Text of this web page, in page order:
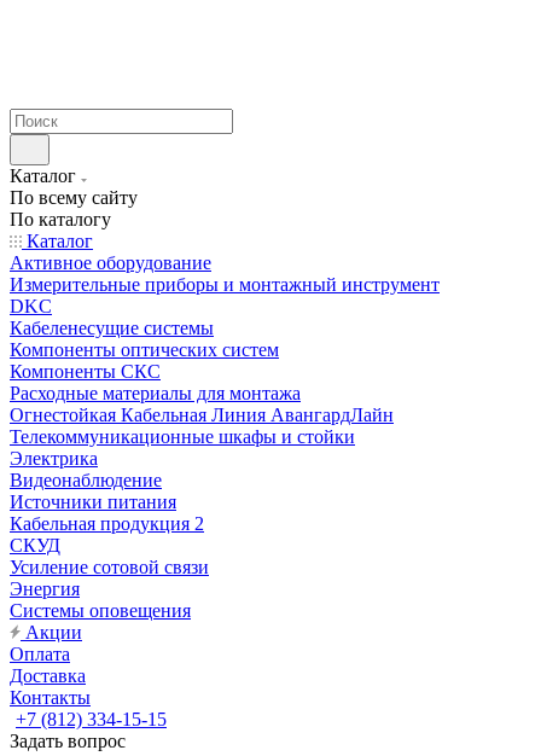
Каталог
По всему сайту
По каталогу
Каталог
Активное оборудование
Измерительные приборы и монтажный инструмент
DKC
Кабеленесущие системы
Компоненты оптических систем
Компоненты СКС
Расходные материалы для монтажа
Огнестойкая Кабельная Линия АвангардЛайн
Телекоммуникационные шкафы и стойки
Электрика
Видеонаблюдение
Источники питания
Кабельная продукция 2
СКУД
Усиление сотовой связи
Энергия
Системы оповещения
Акции
Оплата
Доставка
Контакты
+7 (812) 334-15-15
Задать вопрос